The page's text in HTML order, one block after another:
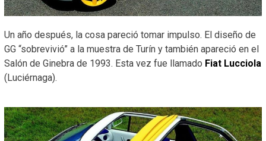
Un año después, la cosa pareció tomar impulso. El diseño de
GG “sobrevivió” a la muestra de Turín y también apareció en el
Salón de Ginebra de 1993. Esta vez fue llamado Fiat Lucciola
(Luciérnaga).